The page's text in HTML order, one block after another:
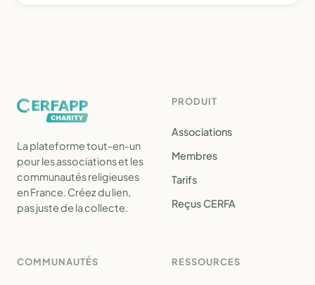
La plateforme tout-en-un
pour les associations et les
communautés religieuses
en France. Créez du lien,
pas juste de la collecte.
PRODUIT
Associations
Membres
Tarifs
Reçus CERFA
COMMUNAUTÉS RESSOURCES